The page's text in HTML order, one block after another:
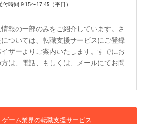
付時間 9:15〜17:45（平日）
報の一部のみをご紹介しています。さ
ついては、転職支援サービスにご登録
ザーよりご案内いたします。すでにお
は、電話、もしくは、メールにてお問
ゲーム業界の転職支援サービス